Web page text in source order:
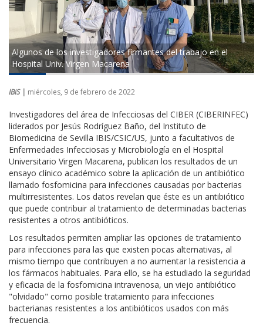
Algunos de los investigadores firmantes del trabajo en el
Hospital Univ. Virgen Macarena
IBiS | miércoles, 9 de febrero de 2022
Investigadores del área de Infecciosas del CIBER (CIBERINFEC)
liderados por Jesús Rodríguez Baño, del Instituto de
Biomedicina de Sevilla IBIS/CSIC/US, junto a facultativos de
Enfermedades Infecciosas y Microbiología en el Hospital
Universitario Virgen Macarena, publican los resultados de un
ensayo clínico académico sobre la aplicación de un antibiótico
llamado fosfomicina para infecciones causadas por bacterias
multirresistentes. Los datos revelan que éste es un antibiótico
que puede contribuir al tratamiento de determinadas bacterias
resistentes a otros antibióticos.
Los resultados permiten ampliar las opciones de tratamiento
para infecciones para las que existen pocas alternativas, al
mismo tiempo que contribuyen a no aumentar la resistencia a
los fármacos habituales. Para ello, se ha estudiado la seguridad
y eficacia de la fosfomicina intravenosa, un viejo antibiótico
"olvidado" como posible tratamiento para infecciones
bacterianas resistentes a los antibióticos usados con más
frecuencia.